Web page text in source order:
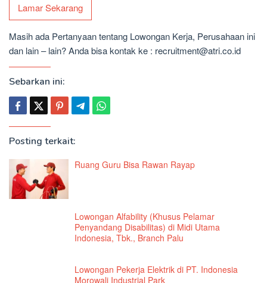
Lamar Sekarang
Masih ada Pertanyaan tentang Lowongan Kerja, Perusahaan ini
dan lain – lain? Anda bisa kontak ke : recruitment@atri.co.id
Sebarkan ini:
Posting terkait:
Ruang Guru Bisa Rawan Rayap
Lowongan Alfability (Khusus Pelamar
Penyandang Disabilitas) di Midi Utama
Indonesia, Tbk., Branch Palu
Lowongan Pekerja Elektrik di PT. Indonesia
Morowali Industrial Park